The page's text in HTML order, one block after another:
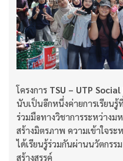
โครงการ TSU – UTP
นับเป็นอีกหนึ่งค่ายการเรียนรู้
ร่วมมือทางวิชาการระหว่างม
สร้างมิตรภาพ ความเข้าใจระ
ได้เรียนรู้ร่วมกันผ่านนวัตกรร
สร้างสรรค์